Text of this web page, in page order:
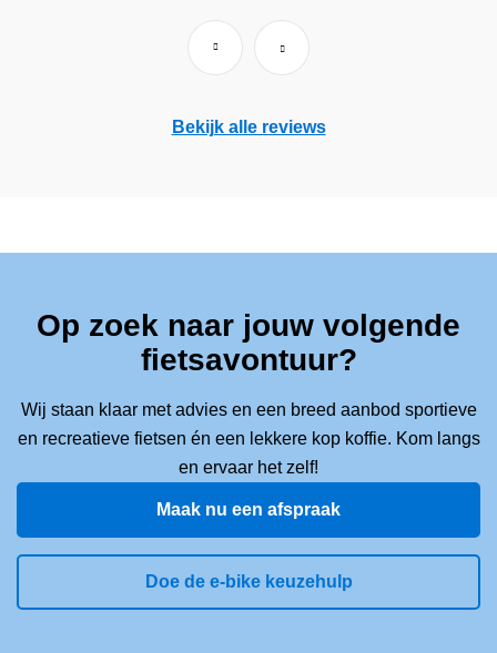
Bekijk alle reviews
Op zoek naar jouw volgende
fietsavontuur?
Wij staan klaar met advies en een breed aanbod sportieve
en recreatieve fietsen én een lekkere kop koffie. Kom langs
en ervaar het zelf!
Maak nu een afspraak
Doe de e-bike keuzehulp